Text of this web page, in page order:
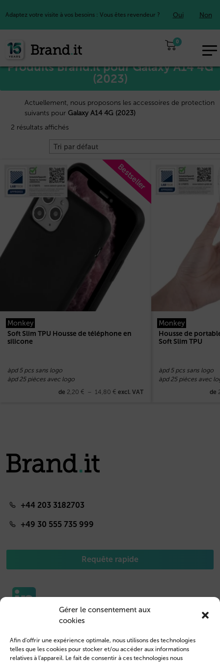
Gérer le consentement aux
cookies
Afin d'offrir une expérience optimale, nous utilisons des technologies
telles que les cookies pour stocker et/ou accéder aux informations
relatives à l'appareil. Le fait de consentir à ces technologies nous
Adaptez votre visite à vos besoins : Vous êtes revendeur ? Oui Non
0
FR
Accueil
Produits Brand.it pour Galaxy A14 4G
(2023)
Actuellement, nous proposons les accessoires de protection
suivants pour Galaxy A14 4G (2023)
2 résultats affichés
Bestseller
Monkey
Soft Slim TPU Housse de téléphone en
silicone
àpd 5 pcs sans logo
àpd 25 pièces avec logo
de 2,20 € – 14,80 € excl. VAT
Monkey
Housse de
Soft Slim TPU
àpd 5 pcs sans logo
àpd 25 pièces avec
de
+44 203 3182703
+49 30 555 735 999
Requête rapide
Housse de Tablet Connexion des clients